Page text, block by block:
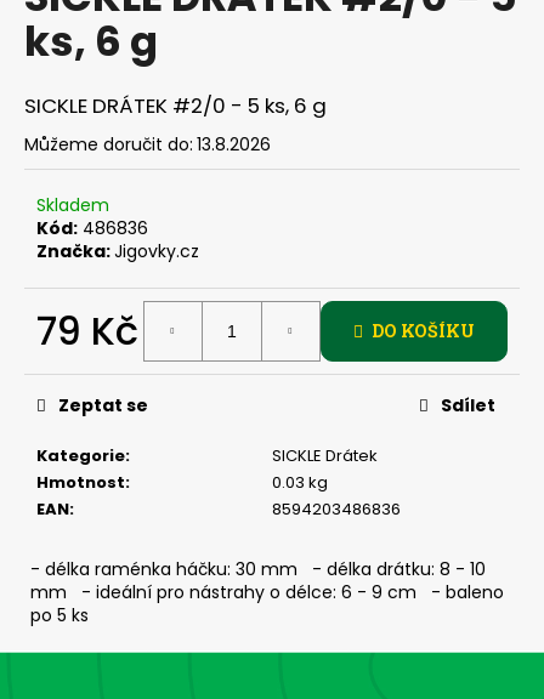
0,0
hvězdiček.
ks, 6 g
SICKLE DRÁTEK #2/0 - 5 ks, 6 g
Můžeme doručit do: 13.8.2026
Skladem
Kód: 486836
Značka:Jigovky.cz
79 Kč
cena:
DO KOŠÍKU
Kategorie:
SICKLE Drátek
Hmotnost:
0.03 kg
EAN: 8594203486836
Zeptat se Sdílet
- délka raménka háčku: 30 mm - délka drátku: 8 - 10
mm - ideální pro nástrahy o délce: 6 - 9 cm - baleno
po 5 ks
a
j
í
t
?
o
o
u
u
j
e
m
Z